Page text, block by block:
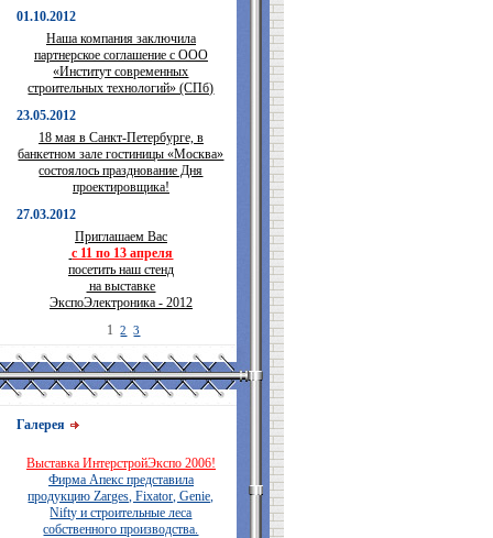
01.10.2012
Наша компания заключила
партнерское соглашение с ООО
«Институт современных
строительных технологий» (СПб)
23.05.2012
18 мая в Санкт-Петербурге, в
банкетном зале гостиницы «Москва»
состоялось празднование Дня
проектировщика!
27.03.2012
Приглашаем Вас
с 11 по 13 апреля
посетить наш стенд
на выставке
ЭкспоЭлектроника - 2012
1
2 3
Галерея
Выставка ИнтерстройЭкспо 2006!
Фирма Апекс представила
продукцию Zarges, Fixator, Genie,
Nifty и строительные леса
собственного производства.